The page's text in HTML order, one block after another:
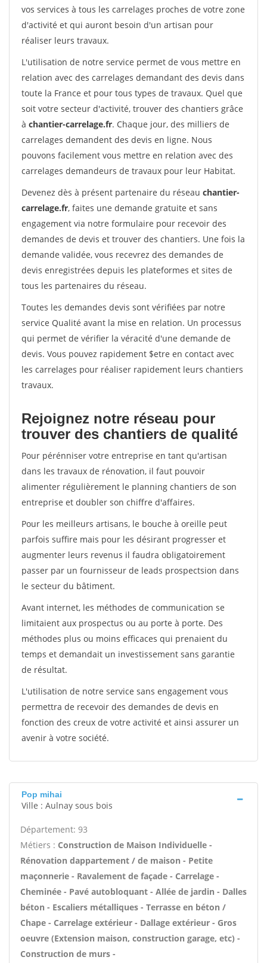
vos services à tous les carrelages proches de votre zone
d'activité et qui auront besoin d'un artisan pour
réaliser leurs travaux.
L'utilisation de notre service permet de vous mettre en
relation avec des carrelages demandant des devis dans
toute la France et pour tous types de travaux. Quel que
soit votre secteur d'activité, trouver des chantiers grâce
à chantier-carrelage.fr. Chaque jour, des milliers de
carrelages demandent des devis en ligne. Nous
pouvons facilement vous mettre en relation avec des
carrelages demandeurs de travaux pour leur Habitat.
Devenez dès à présent partenaire du réseau chantier-
carrelage.fr, faites une demande gratuite et sans
engagement via notre formulaire pour recevoir des
demandes de devis et trouver des chantiers. Une fois la
demande validée, vous recevrez des demandes de
devis enregistrées depuis les plateformes et sites de
tous les partenaires du réseau.
Toutes les demandes devis sont vérifiées par notre
service Qualité avant la mise en relation. Un processus
qui permet de vérifier la véracité d'une demande de
devis. Vous pouvez rapidement $etre en contact avec
les carrelages pour réaliser rapidement leurs chantiers
travaux.
Rejoignez notre réseau pour
trouver des chantiers de qualité
Pour pérénniser votre entreprise en tant qu'artisan
dans les travaux de rénovation, il faut pouvoir
alimenter régulièrement le planning chantiers de son
entreprise et doubler son chiffre d'affaires.
Pour les meilleurs artisans, le bouche à oreille peut
parfois suffire mais pour les désirant progresser et
augmenter leurs revenus il faudra obligatoirement
passer par un fournisseur de leads prospectsion dans
le secteur du bâtiment.
Avant internet, les méthodes de communication se
limitaient aux prospectus ou au porte à porte. Des
méthodes plus ou moins efficaces qui prenaient du
temps et demandait un investissement sans garantie
de résultat.
L'utilisation de notre service sans engagement vous
permettra de recevoir des demandes de devis en
fonction des creux de votre activité et ainsi assurer un
avenir à votre société.
Pop mihai
Ville : Aulnay sous bois
Département: 93
Métiers : Construction de Maison Individuelle -
Rénovation dappartement / de maison - Petite
maçonnerie - Ravalement de façade - Carrelage -
Cheminée - Pavé autobloquant - Allée de jardin - Dalles
béton - Escaliers métalliques - Terrasse en béton /
Chape - Carrelage extérieur - Dallage extérieur - Gros
oeuvre (Extension maison, construction garage, etc) -
Construction de murs -